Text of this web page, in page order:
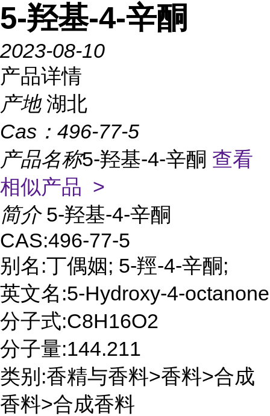
5-羟基-4-辛酮
2023-08-10
产品详情
产地 湖北
Cas： 496-77-5
产品名称5-羟基-4-辛酮 查看
相似产品 >
简介 5-羟基-4-辛酮
CAS:496-77-5
别名:丁偶姻; 5-羥-4-辛酮;
英文名:5-Hydroxy-4-octanone
分子式:C8H16O2
分子量:144.211
类别:香精与香料>香料>合成
香料>合成香料